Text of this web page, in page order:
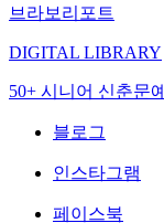
브라보리포트
DIGITAL LIBRARY
50+ 시니어 신춘문예
블로그
인스타그램
페이스북